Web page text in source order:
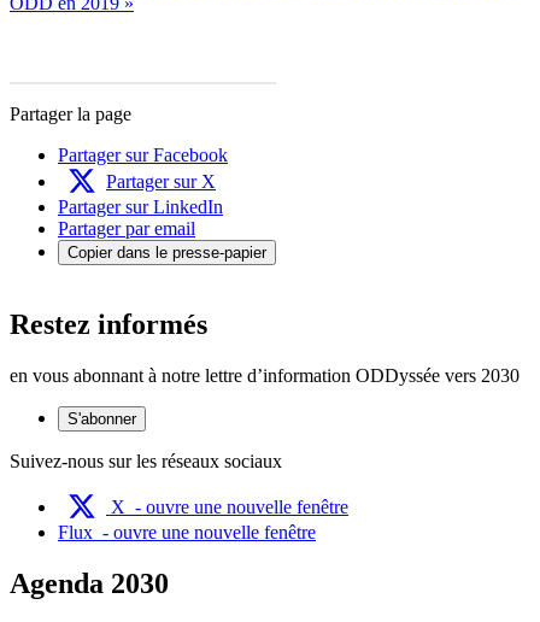
Partager la page
Partager sur Facebook
Partager sur X
Partager sur LinkedIn
Partager par email
Copier dans le presse-papier
Restez informés
en vous abonnant à notre lettre d’information ODDyssée vers 2030
S'abonner
Suivez-nous sur les réseaux sociaux
X - ouvre une nouvelle fenêtre
Flux - ouvre une nouvelle fenêtre
Agenda 2030